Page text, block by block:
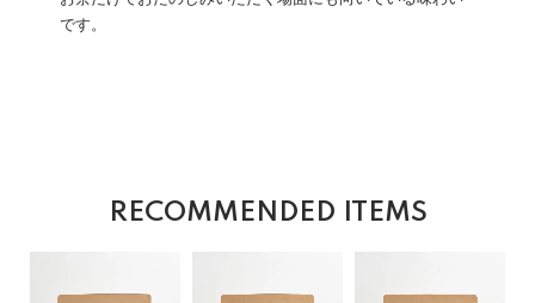
です。
RECOMMENDED ITEMS